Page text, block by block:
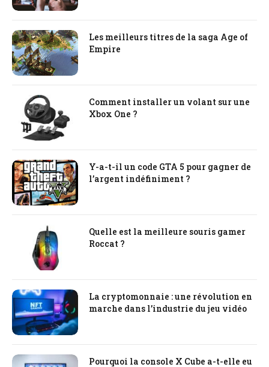
Les meilleurs titres de la saga Age of
Empire
Comment installer un volant sur une
Xbox One ?
Y-a-t-il un code GTA 5 pour gagner de
l’argent indéfiniment ?
Quelle est la meilleure souris gamer
Roccat ?
La cryptomonnaie : une révolution en
marche dans l’industrie du jeu vidéo
Pourquoi la console X Cube a-t-elle eu